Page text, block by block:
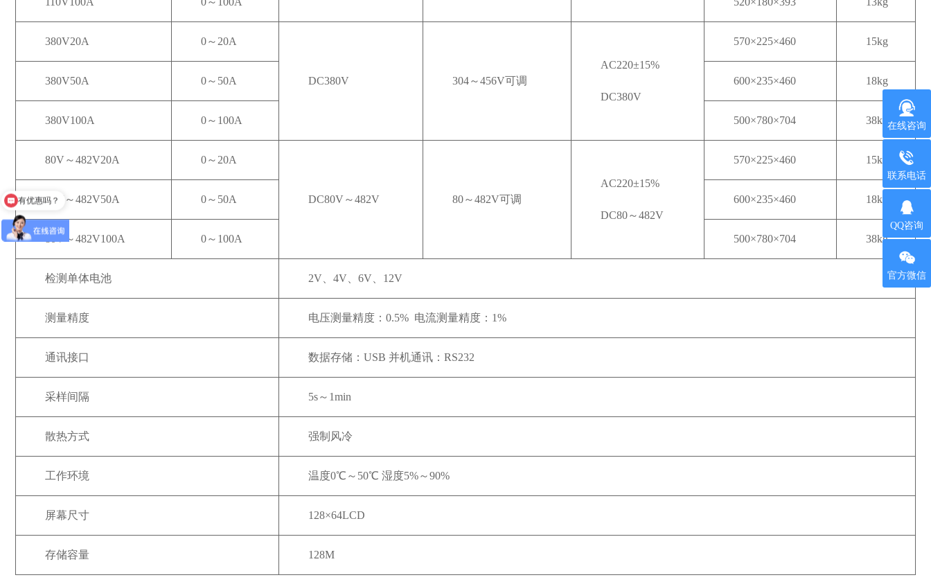
380V20A 0～20A
DC380V 304～456V可调
AC220±15%
DC380V
570×225×460 15kg
380V50A 0～50A 600×235×460 18kg
380V100A 0～100A 500×780×704 38kg
80V～482V20A 0～20A
DC80V～482V 80～482V可调
AC220±15%
DC80～482V
570×225×460 15kg
80V～482V50A 0～50A 600×235×460 18kg
80V～482V100A 0～100A 500×780×704 38kg
检测单体电池 2V、4V、6V、12V
测量精度 电压测量精度：0.5% 电流测量精度：1%
通讯接口 数据存储：USB 并机通讯：RS232
采样间隔 5s～1min
散热方式 强制风冷
工作环境 温度0℃～50℃ 湿度5%～90%
屏幕尺寸 128×64LCD
存储容量 128M
在线咨询
联系电话
QQ咨询
官方微信
有现货吗？
有优惠吗？